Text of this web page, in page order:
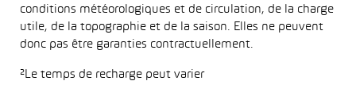
conditions météorologiques et de circulation, de la charge
utile, de la topographie et de la saison. Elles ne peuvent
donc pas être garanties contractuellement.
²Le temps de recharge peut varier